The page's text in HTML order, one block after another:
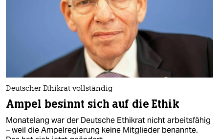
Deutscher Ethikrat vollständig
Ampel besinnt sich auf die Ethik
Monatelang war der Deutsche Ethikrat nicht arbeitsfähig
– weil die Ampelregierung keine Mitglieder benannte.